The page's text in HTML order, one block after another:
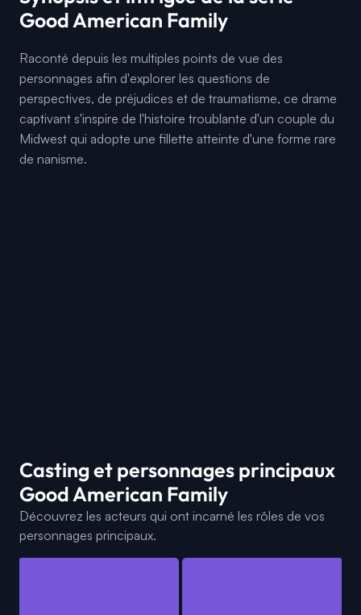
Good American Family
Raconté depuis les multiples points de vue des
personnages afin d'explorer les questions de
perspectives, de préjudices et de traumatisme, ce drame
captivant s'inspire de l'histoire troublante d'un couple du
Midwest qui adopte une fillette atteinte d'une forme rare
de nanisme.
Casting et personnages principaux
Good American Family
Découvrez les acteurs qui ont incarné les rôles de vos
personnages principaux.